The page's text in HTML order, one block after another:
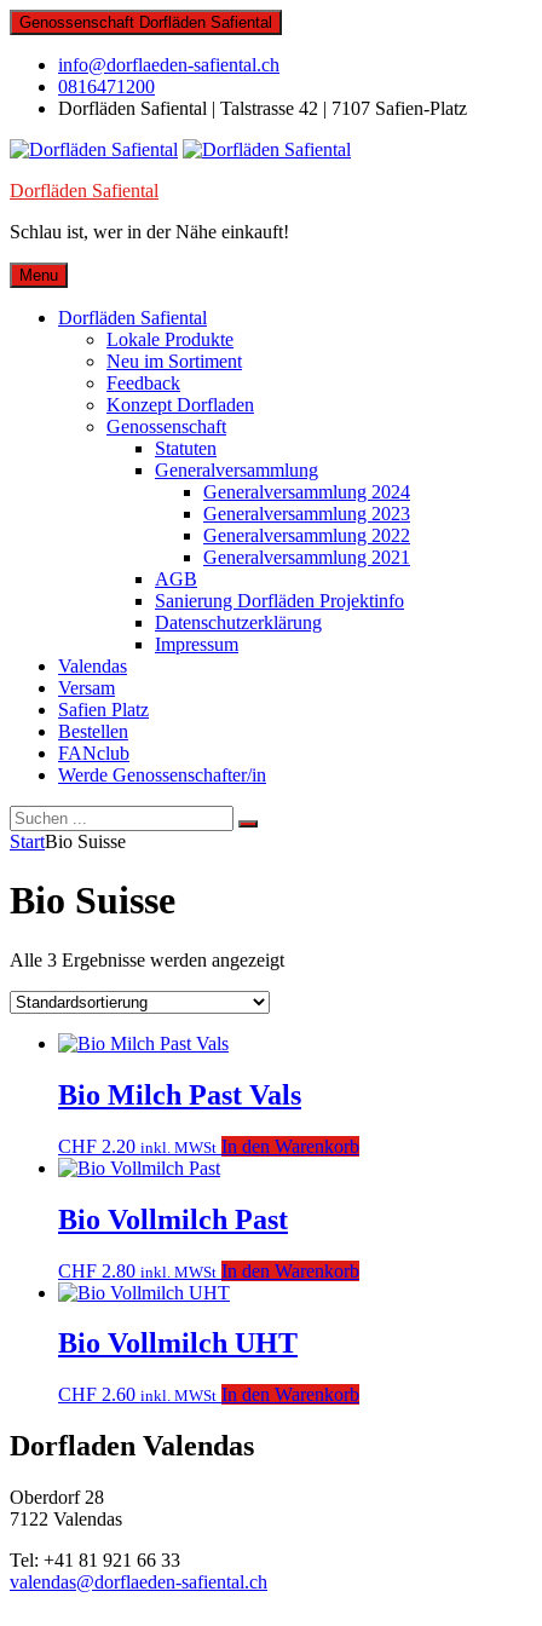
Skip
to
content
Genossenschaft Dorfläden Safiental
info@dorflaeden-safiental.ch
0816471200
Dorfläden Safiental | Talstrasse 42 | 7107 Safien-Platz
Dorfläden Safiental
Schlau ist, wer in der Nähe einkauft!
Menu
Dorfläden Safiental
Lokale Produkte
Neu im Sortiment
Feedback
Konzept Dorfladen
Genossenschaft
Statuten
Generalversammlung
Generalversammlung 2024
Generalversammlung 2023
Generalversammlung 2022
Generalversammlung 2021
AGB
Sanierung Dorfläden Projektinfo
Datenschutzerklärung
Impressum
Valendas
Versam
Safien Platz
Bestellen
FANclub
Werde Genossenschafter/in
Search
Search
Search
for:
Site
StartBio Suisse
Bio Suisse
Alle 3 Ergebnisse werden angezeigt
Bio Milch Past Vals
CHF 2.20 inkl. MWSt In den Warenkorb
Bio Vollmilch Past
CHF 2.80 inkl. MWSt In den Warenkorb
Bio Vollmilch UHT
CHF 2.60 inkl. MWSt In den Warenkorb
Dorfladen Valendas
Oberdorf 28
7122 Valendas
Tel: +41 81 921 66 33
valendas@dorflaeden-safiental.ch